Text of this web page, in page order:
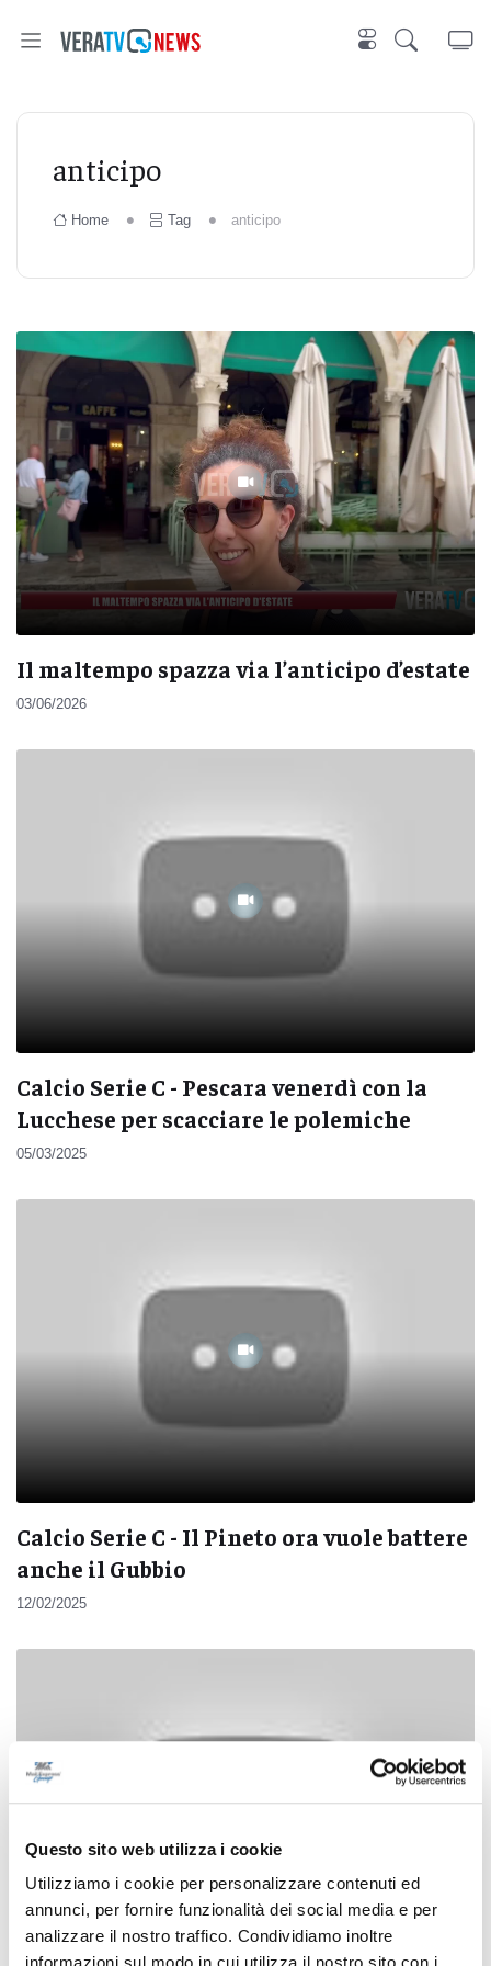
Questo sito web utilizza i cookie
Utilizziamo i cookie per personalizzare contenuti ed
annunci, per fornire funzionalità dei social media e per
analizzare il nostro traffico. Condividiamo inoltre
anticipo
Home Tag anticipo
Il maltempo spazza via l’anticipo d’estate
03/06/2026
Calcio Serie C - Pescara venerdì con la
Lucchese per scacciare le polemiche
05/03/2025
Calcio Serie C - Il Pineto ora vuole battere
anche il Gubbio
12/02/2025